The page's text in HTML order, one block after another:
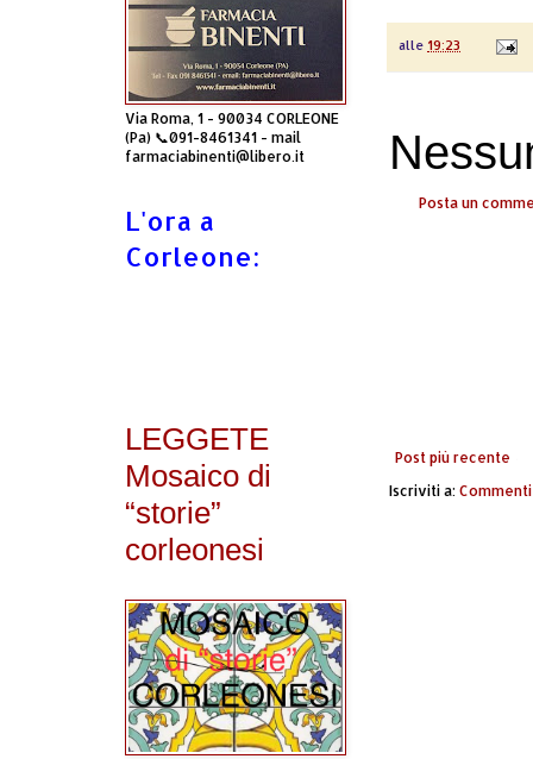
alle 19:23
Posta un
Post più recente
Iscriviti a:
Via Roma, 1 - 90034 CORLEONE
(Pa) 📞091-8461341 - mail
farmaciabinenti@libero.it
L'ora a
Corleone:
LEGGETE
Mosaico di
“storie”
corleonesi